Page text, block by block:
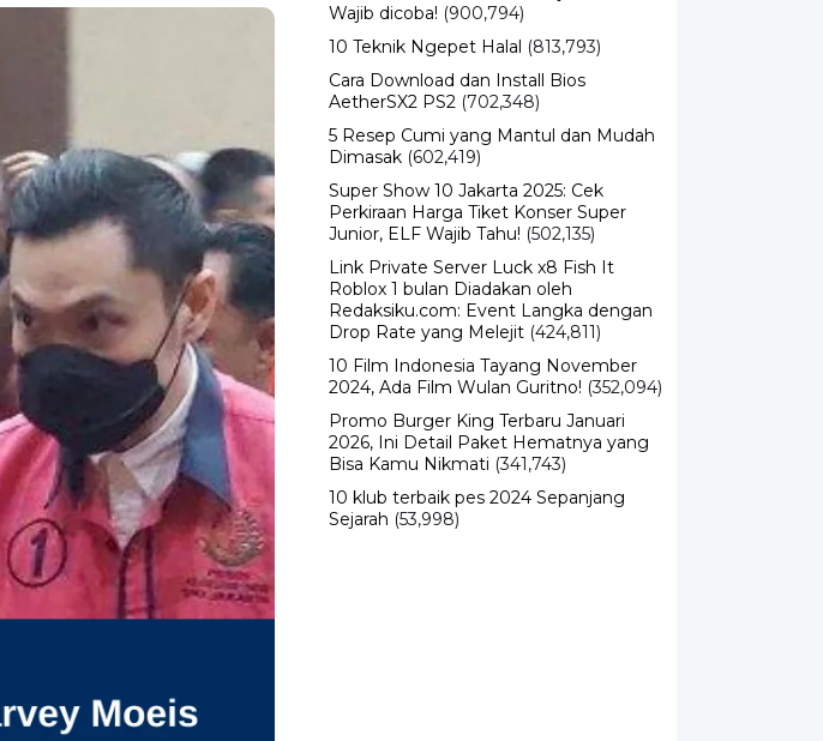
10 Teknik Ngepet Halal
Cara Download dan Install Bios
5 Resep Cumi yang Mantul dan Mudah
Super Show 10 Jakarta 2025: Cek
Junior, ELF Wajib Tahu! (502,135)
Link Private Server Luck x8 Fish It
Redaksiku.com: Event Langka dengan
Drop Rate yang Melejit (424,811)
10 Film Indonesia Tayang November
Promo Burger King Terbaru Januari
Bisa Kamu Nikmati
(341,743)
10 klub terbaik pes 2024 Sepanjang